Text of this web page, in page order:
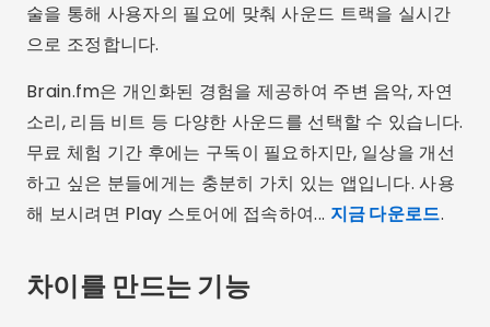
술을 통해 사용자의 필요에 맞춰 사운드 트랙을 실시간
으로 조정합니다.
Brain.fm은 개인화된 경험을 제공하여 주변 음악, 자연
소리, 리듬 비트 등 다양한 사운드를 선택할 수 있습니다.
무료 체험 기간 후에는 구독이 필요하지만, 일상을 개선
하고 싶은 분들에게는 충분히 가치 있는 앱입니다. 사용
해 보시려면 Play 스토어에 접속하여... 지금 다운로드.
차이를 만드는 기능